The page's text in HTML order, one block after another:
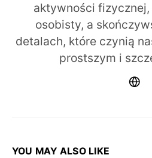
aktywności
osobisty, a
detalach, które czynią
prostszym i
YOU MAY ALSO LIKE